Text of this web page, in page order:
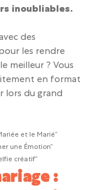
inoubliables.
des
les rendre
meilleur ? Vous
en format
lors du grand
et le Marié”
une Émotion”
créatif”
: